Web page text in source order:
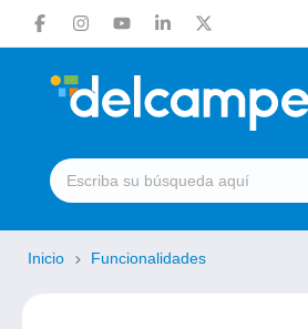
Inicio Funcionalidades